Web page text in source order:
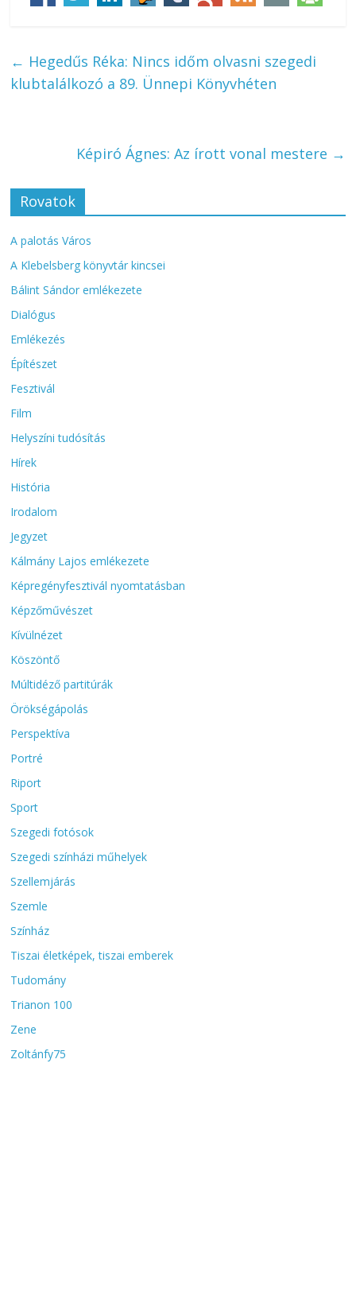
← Hegedűs Réka: Nincs időm olvasni szegedi
klubtalálkozó a 89. Ünnepi Könyvhéten
Képiró Ágnes: Az írott vonal mestere →
Rovatok
A palotás Város
A Klebelsberg könyvtár kincsei
Bálint Sándor emlékezete
Dialógus
Emlékezés
Építészet
Fesztivál
Film
Helyszíni tudósítás
Hírek
História
Irodalom
Jegyzet
Kálmány Lajos emlékezete
Képregényfesztivál nyomtatásban
Képzőművészet
Kívülnézet
Köszöntő
Múltidéző partitúrák
Örökségápolás
Perspektíva
Portré
Riport
Sport
Szegedi fotósok
Szegedi színházi műhelyek
Szellemjárás
Szemle
Színház
Tiszai életképek, tiszai emberek
Tudomány
Trianon 100
Zene
Zoltánfy75